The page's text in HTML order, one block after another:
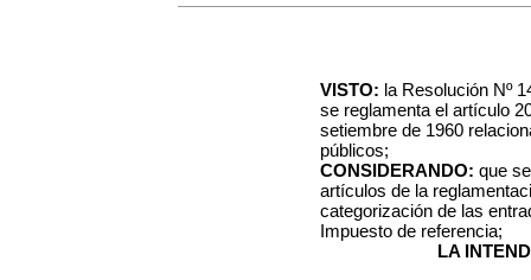
VISTO: la Resolución Nº
se reglamenta el artículo
setiembre de 1960
públicos;
CONSIDERANDO: que
artículos de la
categorización de las
Impuesto de referencia;
LA